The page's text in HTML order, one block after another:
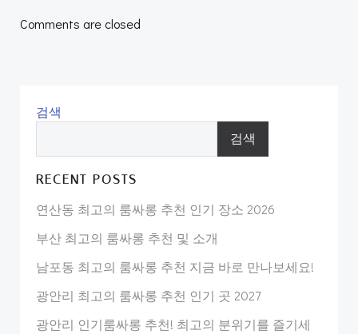
navigation
Comments are closed
검색
검색
RECENT POSTS
연산동 최고의 룸싸롱 추천 인기 장소 2026
부산 최고의 룸싸롱 추천 및 소개
남포동 최고의 룸싸롱 추천 지금 바로 만나보세요!
광안리 최고의 룸싸롱 추천 인기 곳 2027
광안리 인기룸싸롱 추천! 최고의 분위기를 즐기세